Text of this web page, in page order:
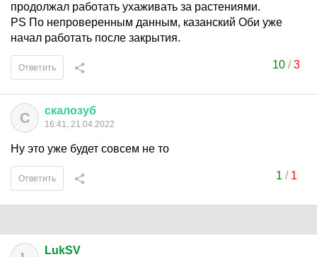
продолжал работать ухаживать за растениями.
PS По непроверенным данным, казанский Оби уже
начал работать после закрытия.
10 /3
Ответить
С скалозуб
16:41, 21.04.2022
Ну это уже будет совсем не то
1 / 1
Ответить
LukSV